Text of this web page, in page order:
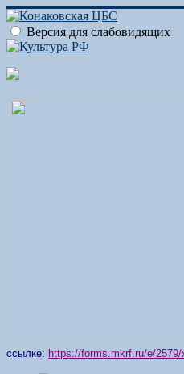
Версия для слабовидящих
ссылке: https://forms.mkrf.ru/e/